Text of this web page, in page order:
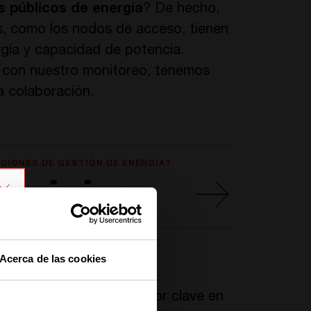
Acerca de las cookies
públicos de energía? De hecho,
como los nodos de acceso, tienen
y capacidad de potencia.
nuestro monitoreo, tenemos
colaboración.
en un diferenciador clave en